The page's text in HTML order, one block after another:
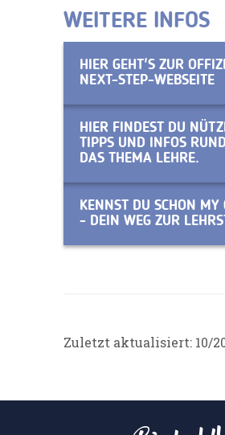
WEITERE INFOS
HIER GEHT'S ZUR
NEXT-STEP-WEBSEITE
HIER FINDEST DU
TIPPS UND INFOS
DAS THEMA LEHRE.
KENNST DU SCHON MY
- DEIN WEG ZUR
Zuletzt aktualisiert: 10/